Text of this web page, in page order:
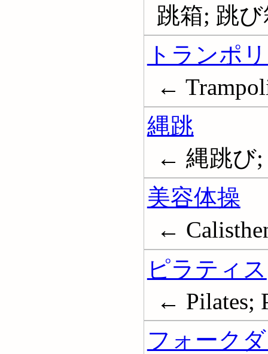
跳箱; 跳
トランポ
←
縄跳
← 縄跳び;
美容体操
←
ピラティス
← Pilates;
フォーク